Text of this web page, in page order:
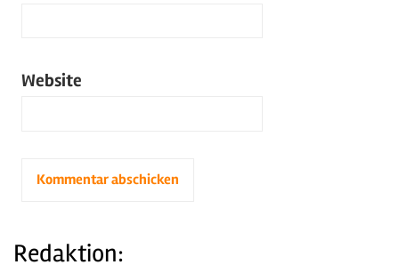
Website
Redaktion: